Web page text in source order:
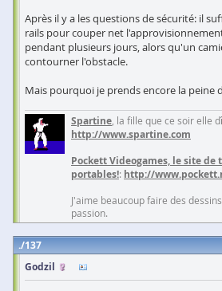
Après il y a les questions de sécurité: il
rails pour couper net
pendant plusieurs jours, alors qu'un
contourner l'obstacle.
Mais pourquoi je prends encore la peine
Spartine , la fille que ce soir elle
http://www.spartine.com
Pockett Videogames, le site de
portables!: http://
J'aime beaucoup faire des
passion.
137
Godzil